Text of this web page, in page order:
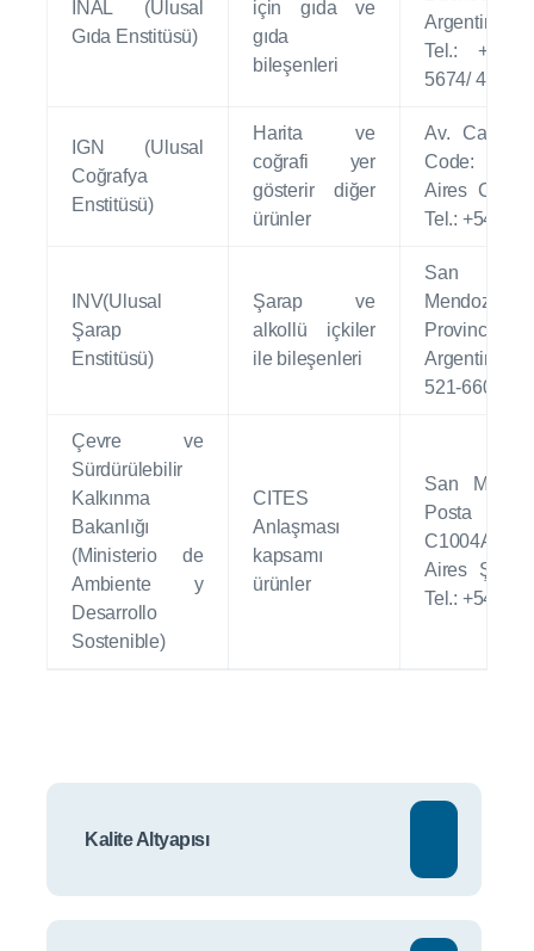
Kalite Altyapısı
INAL (Ulusal
Gıda Enstitüsü)
için gıda ve
gıda
bileşenleri
Tel.: +54
5674/ 4340-
IGN (Ulusal
Coğrafya
Enstitüsü)
Harita ve
coğrafi yer
gösterir diğer
ürünler
Av.
Code:
Aires City -
Tel.: +54 11
INV(Ulusal
Şarap
Enstitüsü)
Şarap ve
alkollü içkiler
ile bileşenleri
San
Province of
Argentina
521-6600
Çevre ve
Sürdürülebilir
Kalkınma
Bakanlığı
(Ministerio de
Ambiente y
Desarrollo
Sostenible)
CITES
Anlaşması
kapsamı
ürünler
San
Posta
Aires Şehri
Tel.: +54 11